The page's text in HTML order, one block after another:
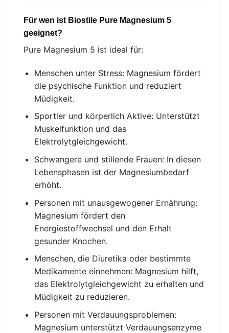
Für wen ist Biostile Pure Magnesium 5
geeignet?
Pure Magnesium 5 ist ideal für:
Menschen unter Stress: Magnesium fördert
die psychische Funktion und reduziert
Müdigkeit.
Sportler und körperlich Aktive: Unterstützt
Muskelfunktion und das
Elektrolytgleichgewicht.
Schwangere und stillende Frauen: In diesen
Lebensphasen ist der Magnesiumbedarf
erhöht.
Personen mit unausgewogener Ernährung:
Magnesium fördert den
Energiestoffwechsel und den Erhalt
gesunder Knochen.
Menschen, die Diuretika oder bestimmte
Medikamente einnehmen: Magnesium hilft,
das Elektrolytgleichgewicht zu erhalten und
Müdigkeit zu reduzieren.
Personen mit Verdauungsproblemen:
Magnesium unterstützt Verdauungsenzyme